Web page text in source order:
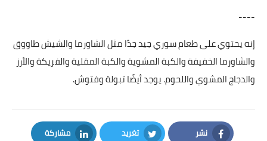
----
إنه يحتوي على طعام سوري جيد جدًا مثل الشاورما والشيش طاووق
والشاورما الخفيفة والكبة المشوية والكبة المقلية والفريكة والأرز
والدجاج المشوي واللحوم. يوجد أيضًا تبولة وفتوش.
نشر تغريد مشاركة